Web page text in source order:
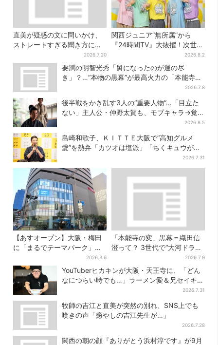
直美が疑惑の文に問いかけ、
ストレートすぎる聞き方に視
聴者驚き「ド直球で訊いちゃ
うんだ」
2026.7.20
関西ジュニア“無所属”から
『24時間TV』大抜擢！次世代
スターと期待「まさか僕
が…」
2026.8.2
要潤の明智光秀「舅になったのが運の尽
き」？…“本物の黒幕”が最高火力の「本能寺」
2026.7.8
後半戦をかき乱す3人の“重要人物”…「目立た
ない」主人公・仲野太賀も、モブキャラ→覚醒
2026.8.5
島崎和歌子、ＫＩＴＴＥ大阪で“高知グルメ
愛”を熱弁「カツオは塩派」「ちくキュウがお
2026.7.31
【あすオープン】大阪・梅田
に「まるでテーマパーク」な
巨大スポーツ店、461ブラン
ド集結！ 6フロアをまとめて
紹介
2026.8.6
「本能寺の変」黒幕＝織田信
澄って？ 3世代で“大河ドラ
マ”、サラブレッド俳優が熱演
【豊臣兄弟】
2026.7.9
YouTuberヒカキンが大阪・天王寺に、「どん
なにつらい時でも…」ラーメン愛＆兄セイキン
2026.7.31
牧師の吉江と直美が突然の別れ、SNS上でも
嘆きの声「癒やしの吉江先生が…」
2026.7.28
関西の朝の顔『ありがとう浜村淳です』が9月